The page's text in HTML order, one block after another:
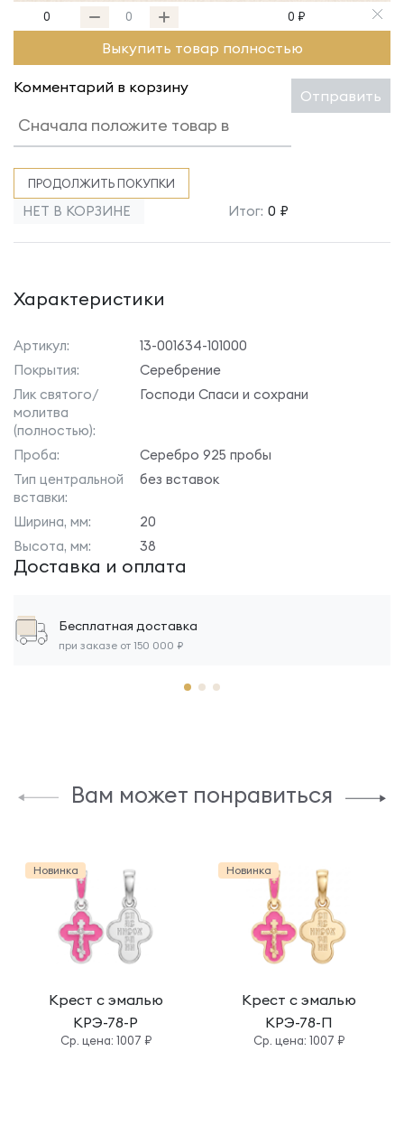
0 0 ₽
Выкупить товар полностью
Комментарий в корзину Отправить
ПРОДОЛЖИТЬ ПОКУПКИ
НЕТ В КОРЗИНЕ Итог: 0 ₽
Характеристики
Артикул:
13-001634-101000
Покрытия:
Серебрение
Лик святого/
молитва
(полностью):
Господи Спаси и сохрани
Проба:
Серебро 925 пробы
Тип центральной
вставки:
без вставок
Ширина, мм:
20
Высота, мм:
38
Доставка и оплата
Бесплатная доставка
при заказе от 150 000 ₽
Вам может понравиться
Новинка
Крест с эмалью
КРЭ-78-Р
Cр. цена: 1007 ₽
Новинка
Крест с эмалью
КРЭ-78-П
Cр. цена: 1007 ₽